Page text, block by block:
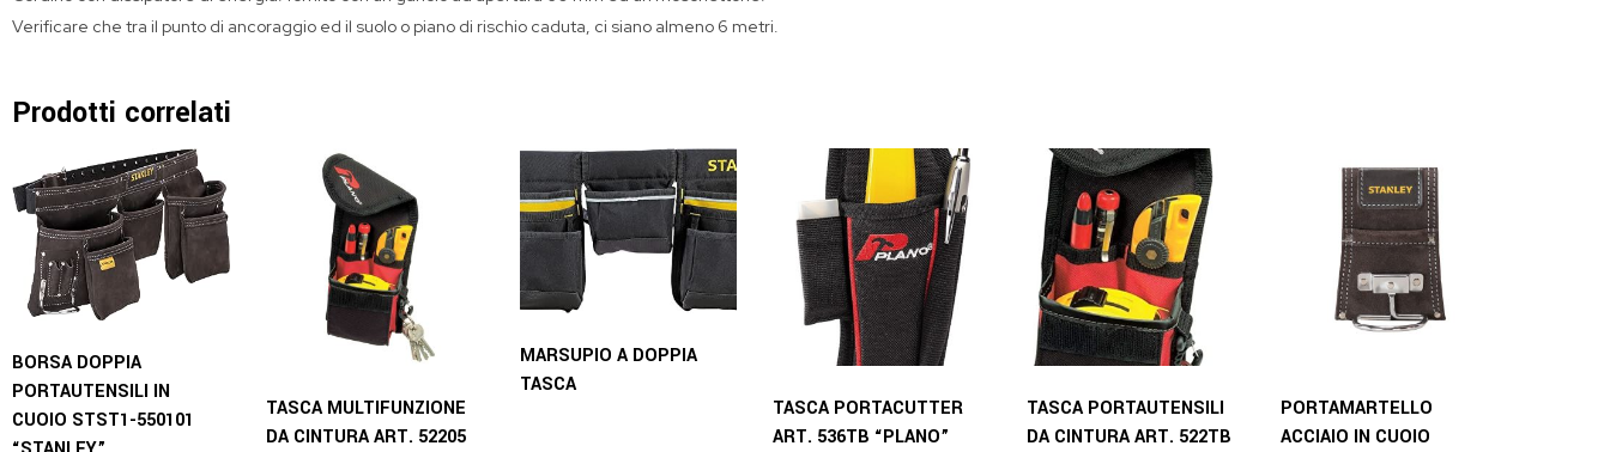
Verificare che tra il punto di ancoraggio ed il suolo o piano di rischio caduta, ci siano almeno 6 metri.
Prodotti correlati
BORSA DOPPIA
PORTAUTENSILI IN
CUOIO STST1-550101
TASCA MULTIFUNZIONE
DA CINTURA ART. 52205
MARSUPIO A DOPPIA
TASCA
TASCA PORTACUTTER
ART. 536TB “PLANO”
TASCA PORTAUTENSILI
DA CINTURA ART. 522TB
PORTAMARTELLO
ACCIAIO IN CUOIO